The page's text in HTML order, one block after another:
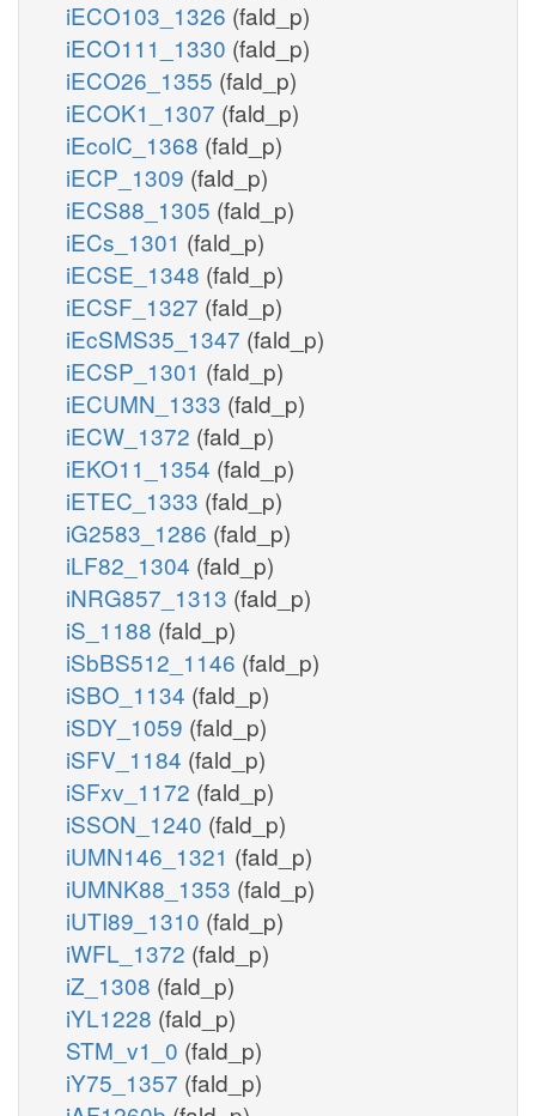
iECO103_1326 (fald_p)
iECO111_1330 (fald_p)
iECO26_1355 (fald_p)
iECOK1_1307 (fald_p)
iEcolC_1368 (fald_p)
iECP_1309 (fald_p)
iECS88_1305 (fald_p)
iECs_1301 (fald_p)
iECSE_1348 (fald_p)
iECSF_1327 (fald_p)
iEcSMS35_1347 (fald_p)
iECSP_1301 (fald_p)
iECUMN_1333 (fald_p)
iECW_1372 (fald_p)
iEKO11_1354 (fald_p)
iETEC_1333 (fald_p)
iG2583_1286 (fald_p)
iLF82_1304 (fald_p)
iNRG857_1313 (fald_p)
iS_1188 (fald_p)
iSbBS512_1146 (fald_p)
iSBO_1134 (fald_p)
iSDY_1059 (fald_p)
iSFV_1184 (fald_p)
iSFxv_1172 (fald_p)
iSSON_1240 (fald_p)
iUMN146_1321 (fald_p)
iUMNK88_1353 (fald_p)
iUTI89_1310 (fald_p)
iWFL_1372 (fald_p)
iZ_1308 (fald_p)
iYL1228 (fald_p)
STM_v1_0 (fald_p)
iY75_1357 (fald_p)